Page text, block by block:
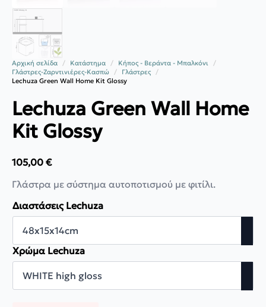
Αρχική σελίδα Κατάστημα
Κήπος - Βεράντα - Μπαλκόνι
Γλάστρες-Ζαρντινιέρες-Κασπώ
Γλάστρες
Lechuza Green Wall Home Kit Glossy
Lechuza Green Wall Home
Kit Glossy
105,00 €
Γλάστρα με σύστημα αυτοποτισμού με φιτίλι.
Διαστάσεις Lechuza
Χρώμα Lechuza